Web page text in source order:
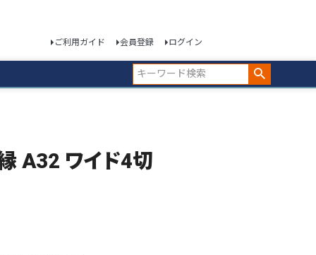
ご利用ガイド 会員登録 ログイン
A32 ワイド4切